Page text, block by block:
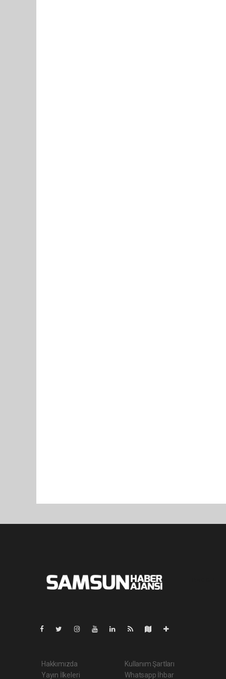
Hakkımızda
Yayın İlkeleri
Kullanım Şartları
Whatsapp İhbar